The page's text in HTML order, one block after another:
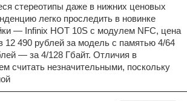
стереотипы даже в нижних ценовых
легко проследить в новинке
— Infinix HOT 10S с модулем NFC, цена
12 490 рублей за модель с памятью 4/64
— за 4/128 Гбайт. Отличия в
считать незначительными, поскольку